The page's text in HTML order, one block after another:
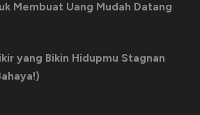
Membuat Uang Mudah Datang
yang Bikin Hidupmu Stagnan